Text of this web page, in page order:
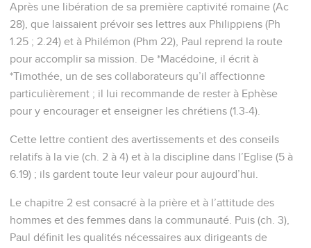
Après une libération de sa première captivité romaine (Ac
28), que laissaient prévoir ses lettres aux Philippiens (Ph
1.25 ; 2.24) et à Philémon (Phm 22), Paul reprend la route
pour accomplir sa mission. De *Macédoine, il écrit à
*Timothée, un de ses collaborateurs qu’il affectionne
particulièrement ; il lui recommande de rester à Ephèse
pour y encourager et enseigner les chrétiens (1.3-4).
Cette lettre contient des avertissements et des conseils
relatifs à la vie (ch. 2 à 4) et à la discipline dans l’Eglise (5 à
6.19) ; ils gardent toute leur valeur pour aujourd’hui.
Le chapitre 2 est consacré à la prière et à l’attitude des
hommes et des femmes dans la communauté. Puis (ch. 3),
Paul définit les qualités nécessaires aux dirigeants de